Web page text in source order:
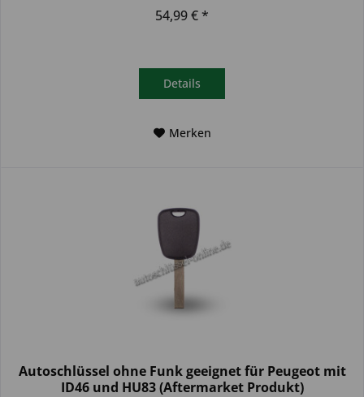
54,99 € *
Details
Merken
Autoschlüssel ohne Funk geeignet für Peugeot mit
ID46 und HU83 (Aftermarket Produkt)